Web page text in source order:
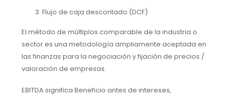
Flujo de caja descontado (DCF)
El método de múltiplos comparable de la industria o
sector es una metodología ampliamente aceptada en
las finanzas para la negociación y fijación de precios /
valoración de empresas.
EBITDA significa Beneficio antes de intereses,